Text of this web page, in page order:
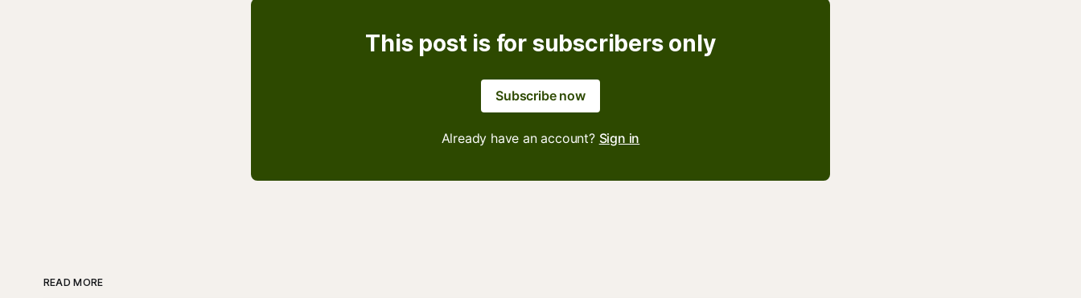
This post is for subscribers only
Subscribe now
Already have an account? Sign in
READ MORE